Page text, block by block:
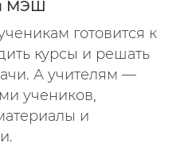
МЭШ
готовится к
курсы и решать
А учителям —
учеников,
и